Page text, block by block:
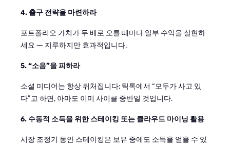
4. 출구 전략을 마련하라
포트폴리오 가치가 두 배로 오를 때마다 일부 수익을 실현하
세요 — 지루하지만 효과적입니다.
5. “소음”을 피하라
소셜 미디어는 항상 뒤처집니다: 틱톡에서 “모두가 사고 있
다”고 하면, 아마도 이미 사이클 중반일 것입니다.
6. 수동적 소득을 위한 스테이킹 또는 클라우드 마이닝 활용
시장 조정기 동안 스테이킹은 보유 중에도 소득을 얻을 수 있